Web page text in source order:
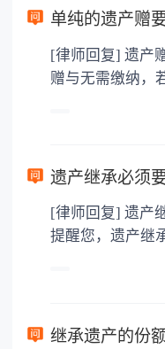
单纯的遗产赠
[律师回复] 遗产赠予不一定要缴税。单纯的遗产
赠与无需缴纳，
所得税、契税和
要缴纳公证费，具体如下：
3. 印花税：按房屋
地增值税：按房价1%缴纳 5.
遗产继承必须
[律师回复] 遗产继承不是必须要公证。法律快车
提醒您，遗产继
下都是不需要公
以防对财产继承
继承遗产的份